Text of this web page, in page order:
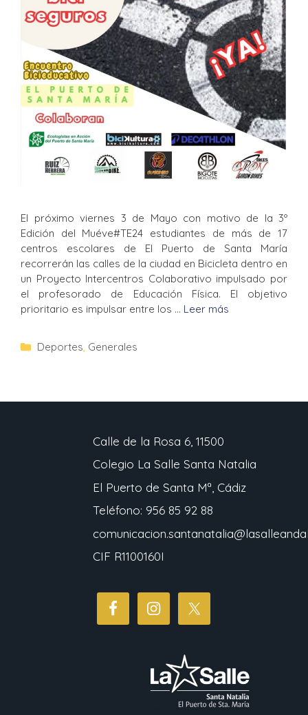
El próximo viernes 3 de Mayo con motivo de la 3º
Edición del Muéve#TE24 estudiantes de más de 17
centros escolares de El Puerto de Santa María
recorrerán las calles de la ciudad en Bicicleta dentro en
un Proyecto Intercentros Colaborativo impulsado por
el profesorado de Educación Física. El objetivo
prioritario es impulsar entre los … Leer más
Deportes Generales
Calle de la Rosa 6, 11500
Colegio La Salle Santa Natalia
El Puerto de Santa Mª, Cádiz
Teléfono: 956 85 92 88
CIF R1100160I